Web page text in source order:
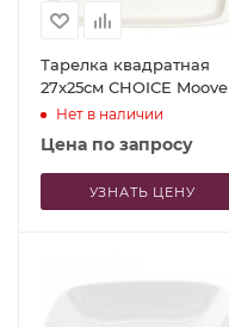
Тарелка квадратная
27x25см CHOICE Moove
Нет в наличии
Цена по запросу
УЗНАТЬ ЦЕНУ